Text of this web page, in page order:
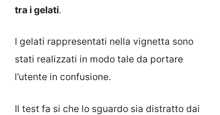
tra i gelati.
I gelati rappresentati nella vignetta sono
stati realizzati in modo tale da portare
l’utente in confusione.
Il test fa si che lo sguardo sia distratto dai